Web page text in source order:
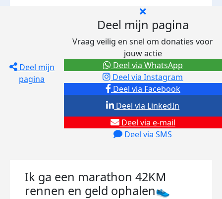
Deel mijn
pagina
Deel mijn pagina
Vraag veilig en snel om donaties voor
jouw actie
Deel via Facebook
Deel via Instagram
Deel via e-mail
Deel via SMS
Deel via LinkedIn
Deel via WhatsApp
Ik ga een marathon 42KM
rennen en geld ophalen👟